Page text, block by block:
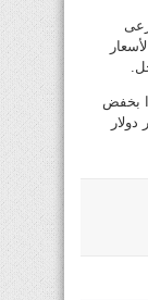
بخفض
دعم يكلفها 160 مليار دولار